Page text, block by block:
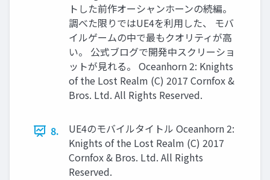
トした前作オーシャンホーンの続編。
調べた限りではUE4を利用した、 モバ
イルゲームの中で最もクオリティが高
い。 公式ブログで開発中スクリーショ
ットが見れる。 Oceanhorn 2: Knights
of the Lost Realm (C) 2017 Cornfox &
Bros. Ltd. All Rights Reserved.
8.
UE4のモバイルタイトル Oceanhorn 2:
Knights of the Lost Realm (C) 2017
Cornfox & Bros. Ltd. All Rights
Reserved.